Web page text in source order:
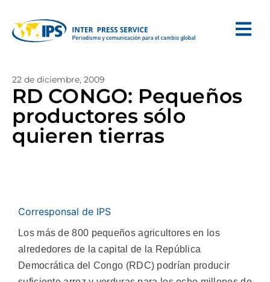
22 de diciembre, 2009
RD CONGO: Pequeños
productores sólo
quieren tierras
Corresponsal de IPS
Los más de 800 pequeños agricultores en los
alrededores de la capital de la República
Democrática del Congo (RDC) podrían producir